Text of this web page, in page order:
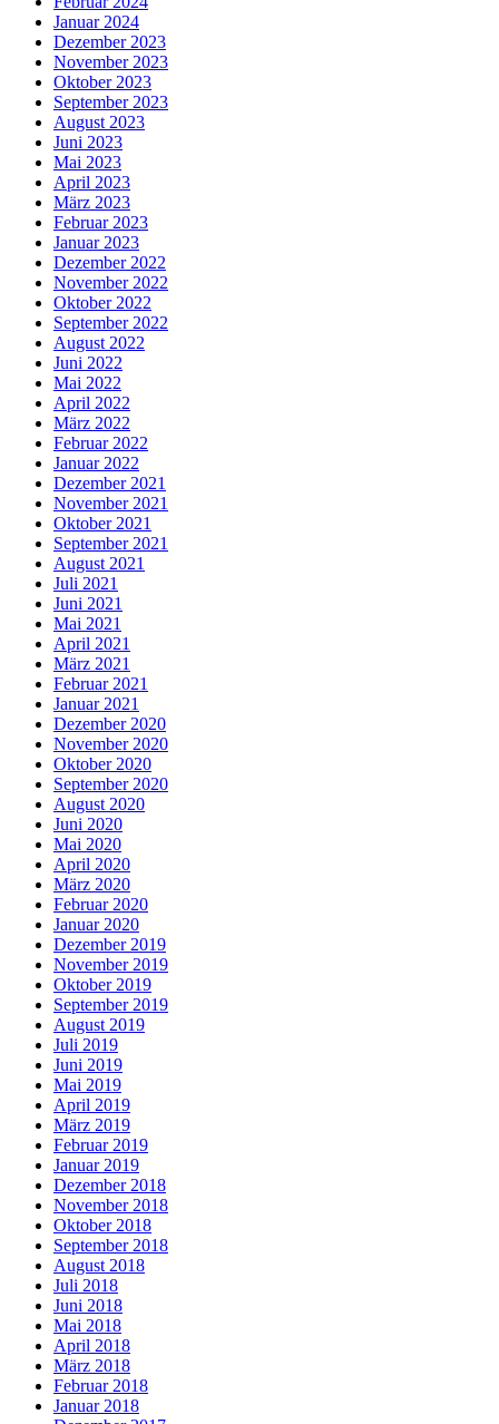
Januar 2024
Dezember 2023
November 2023
Oktober 2023
September 2023
August 2023
Juni 2023
Mai 2023
April 2023
März 2023
Februar 2023
Januar 2023
Dezember 2022
November 2022
Oktober 2022
September 2022
August 2022
Juni 2022
Mai 2022
April 2022
März 2022
Februar 2022
Januar 2022
Dezember 2021
November 2021
Oktober 2021
September 2021
August 2021
Juli 2021
Juni 2021
Mai 2021
April 2021
März 2021
Februar 2021
Januar 2021
Dezember 2020
November 2020
Oktober 2020
September 2020
August 2020
Juni 2020
Mai 2020
April 2020
März 2020
Februar 2020
Januar 2020
Dezember 2019
November 2019
Oktober 2019
September 2019
August 2019
Juli 2019
Juni 2019
Mai 2019
April 2019
März 2019
Februar 2019
Januar 2019
Dezember 2018
November 2018
Oktober 2018
September 2018
August 2018
Juli 2018
Juni 2018
Mai 2018
April 2018
März 2018
Februar 2018
Januar 2018